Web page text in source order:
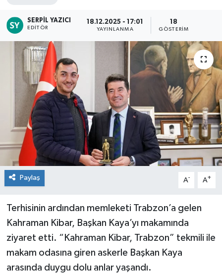
SERPIL YAZICI
EDITÖR
18.12.2025 - 17:01
YAYINLANMA
18
GÖSTERIM
Paylaş A- A+
Terhisinin ardından memleketi Trabzon’a gelen
Kahraman Kibar, Başkan Kaya’yı makamında
ziyaret etti. “Kahraman Kibar, Trabzon” tekmili ile
makam odasına giren askerle Başkan Kaya
arasında duygu dolu anlar yaşandı.